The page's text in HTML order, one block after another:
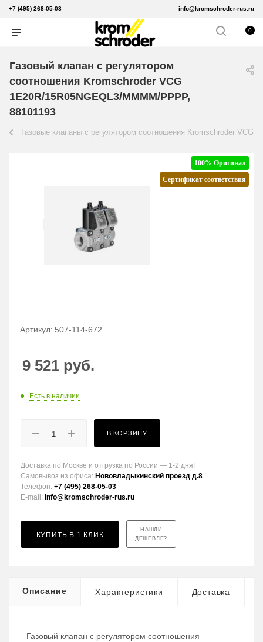
+7 (495) 268-05-03 info@kromschroder-rus.ru
0
Газовый клапан с регулятором
соотношения Kromschroder VCG
1E20R/15R05NGEQL3/MMMM/PPPP,
88101193
Газовые клапаны с регулятором соотношения Kromschroder VCG
100% Оригинал
Сертификат соответствия
Артикул: 507-114-672
9 521 руб.
Есть в наличии
В КОРЗИНУ
Доставка по Москве и отгрузка по России — 1-2 дня!
Самовывоз из офиса: Нововладыкинский проезд д.8
Телефон: +7 (495) 268-05-03
E-mail: info@kromschroder-rus.ru
КУПИТЬ В 1 КЛИК
НАШЛИ
ДЕШЕВЛЕ?
Описание Характеристики Доставка
Газовый клапан с регулятором соотношения